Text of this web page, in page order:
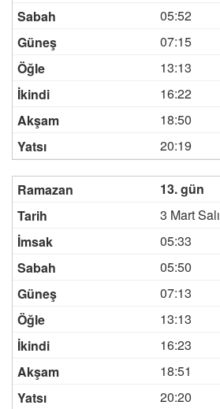
05:52
07:15
13:13
16:22
18:50
20:19
13. gün
3 Mart Salı
05:33
05:50
07:13
13:13
16:23
18:51
20:20